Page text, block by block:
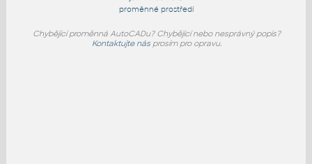
proměnné prostředí
Chybějící proměnná AutoCADu? Chybějící nebo nesprávný popis?
Kontaktujte násprosím pro opravu.